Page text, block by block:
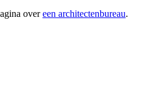
overeen architectenbureau.